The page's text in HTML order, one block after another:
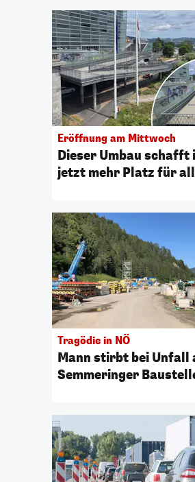
Eröffnung am Mittwoch
Dieser Umbau schafft
jetzt mehr Platz für
Tragödie in NÖ
Mann stirbt bei Unfall
Semmeringer